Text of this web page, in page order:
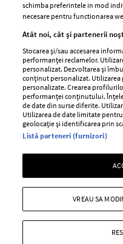
GSP
Unica
Baby
Retete
Pariază responsabil!
Jocurile de noroc
Copyright ©
schimba preferintele in mod
necesare pentru functionarea
Atât noi, cât și partenerii
Stocarea și/sau accesarea
performanței reclamelor.
personalizat. Dezvoltarea și
conținut personalizat.
personalizate. Crearea
performanței conținutului.
de date din surse diferite.
Utilizarea de date limitate
geolocație și identificarea prin
Listă parteneri (furnizori)
VREAU SA